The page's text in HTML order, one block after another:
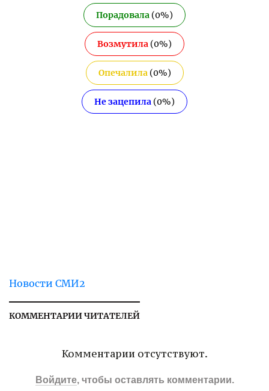
Порадовала (0%)
Возмутила (0%)
Опечалила(0%)
Не зацепила (0%)
Новости СМИ2
КОММЕНТАРИИ ЧИТАТЕЛЕЙ
Комментарии отсутствуют.
Войдите, чтобы оставлять комментарии.